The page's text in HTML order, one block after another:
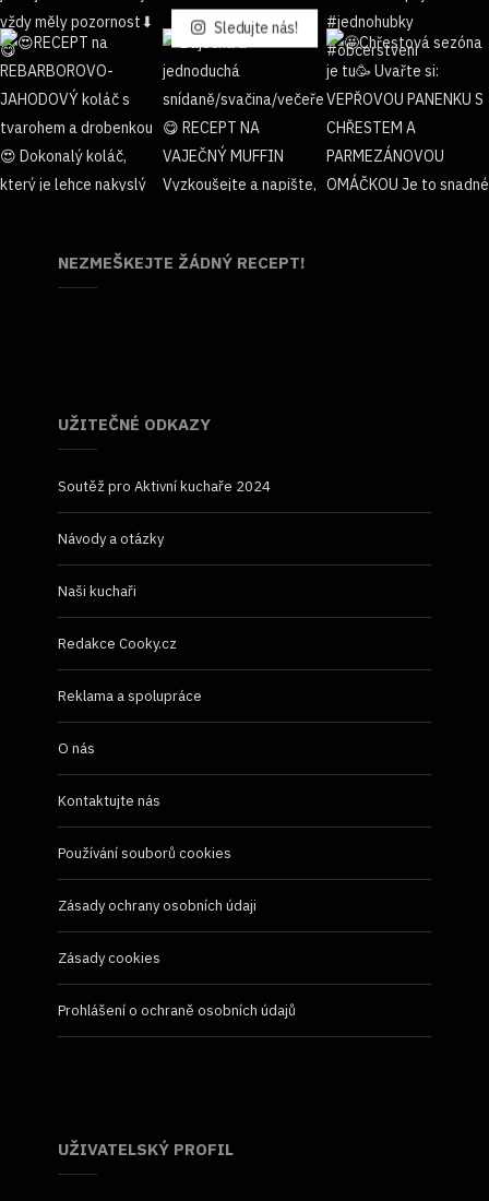
Sledujte nás!
NEZMEŠKEJTE ŽÁDNÝ RECEPT!
UŽITEČNÉ ODKAZY
Soutěž pro Aktivní kuchaře 2024
Návody a otázky
Naši kuchaři
Redakce Cooky.cz
Reklama a spolupráce
O nás
Kontaktujte nás
Používání souborů cookies
Zásady ochrany osobních údaji
Zásady cookies
Prohlášení o ochraně osobních údajů
UŽIVATELSKÝ PROFIL